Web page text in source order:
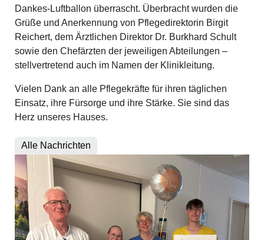
Dankes-Luftballon überrascht. Überbracht wurden die
Grüße und Anerkennung von Pflegedirektorin Birgit
Reichert, dem Ärztlichen Direktor Dr. Burkhard Schult
sowie den Chefärzten der jeweiligen Abteilungen –
stellvertretend auch im Namen der Klinikleitung.
Vielen Dank an alle Pflegekräfte für ihren täglichen
Einsatz, ihre Fürsorge und ihre Stärke. Sie sind das
Herz unseres Hauses.
Alle Nachrichten